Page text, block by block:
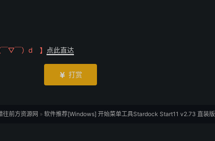
￣▽￣）d 】 点此直达
 打赏
往前方资源网 » 软件推荐[Windows] 开始菜单工具Stardock Start11 v2.73 直装版